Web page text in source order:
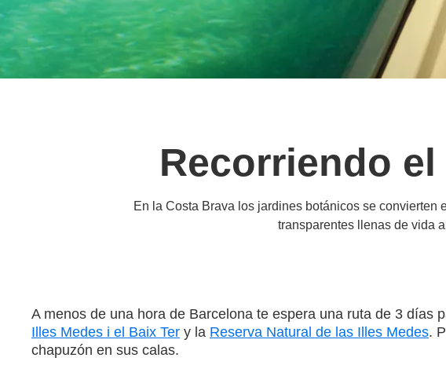
Recorriendo
En la Costa Brava los jardines botánicos se
transparentes llenas de vida
A menos de una hora de Barcelona te espera una ruta de 3 días
Illes Medes i el Baix Ter y la Reserva Natural de las Illes Medes.
chapuzón en sus calas.